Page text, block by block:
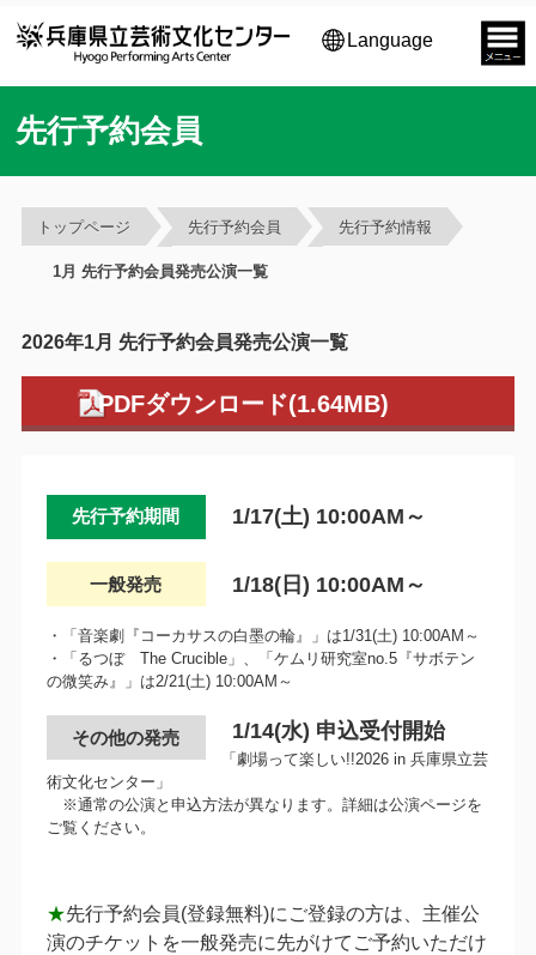
Language
先行予約会員
トップページ 先行予約会員 先行予約情報
1月 先行予約会員発売公演一覧
2026年1月 先行予約会員発売公演一覧
PDFダウンロード(1.64MB)
先行予約期間 1/17(土) 10:00AM～
一般発売 1/18(日) 10:00AM～
・「音楽劇『コーカサスの白墨の輪』」は1/31(土) 10:00AM～
・「るつぼ The Crucible」、「ケムリ研究室no.5『サボテン
の微笑み』」は2/21(土) 10:00AM～
その他の発売 1/14(水) 申込受付開始
「劇場って楽しい!!2026 in 兵庫県立芸
術文化センター」
※通常の公演と申込方法が異なります。詳細は公演ページを
ご覧ください。
★先行予約会員(登録無料)にご登録の方は、主催公
演のチケットを一般発売に先がけてご予約いただけ